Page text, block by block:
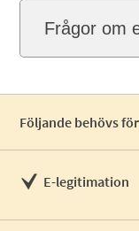
Frågor om
Följande behövs
E-legitimation